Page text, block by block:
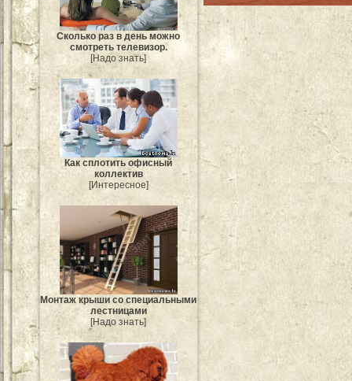
Сколько раз в день можно
смотреть телевизор.
[Надо знать]
Как сплотить офисный
коллектив
[Интересное]
Монтаж крыши со специальными
лестницами
[Надо знать]